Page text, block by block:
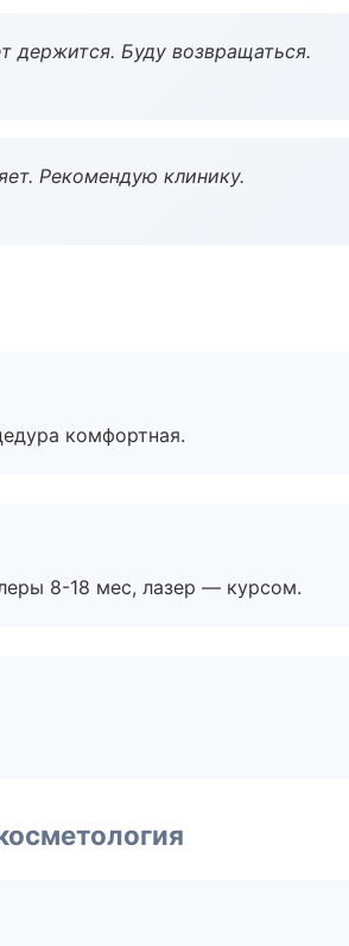
держится. Буду возвращаться.
Рекомендую клинику.
комфортная.
8-18 мес, лазер — курсом.